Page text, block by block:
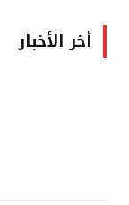
أخر الأخبار